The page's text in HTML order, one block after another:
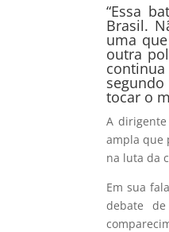
“Essa
Brasil.
uma
outra
tocar o
A
ampla que
na luta da
Em sua
debate